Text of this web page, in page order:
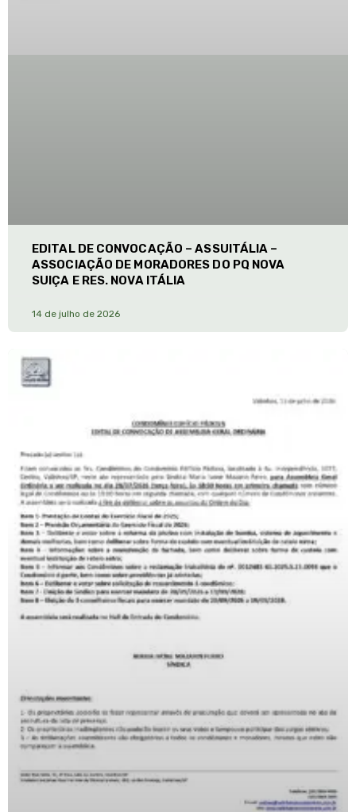
EDITAL DE CONVOCAÇÃO – ASSUITÁLIA –
ASSOCIAÇÃO DE MORADORES DO PQ NOVA
SUIÇA E RES. NOVA ITÁLIA
14 de julho de 2026